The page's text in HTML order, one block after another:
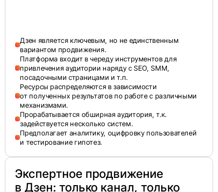
Дзен является ключевым, но не единственным
вариантом продвижения.
Платформа входит в череду инструментов для
привлечения аудитории наряду с SEO, SMM,
посадочными страницами и т.п.
Ресурсы распределяются в зависимости
от полученных результатов по работе с различными
механизмами.
Прорабатывается обширная аудитория, т.к.
задействуется несколько систем.
Предполагает аналитику, оцифровку пользователей
и тестирование гипотез.
Экспертное продвижение
в Дзен: только канал, только